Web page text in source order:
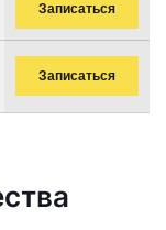
Записаться
Записаться